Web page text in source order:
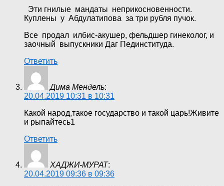
Эти гнилые мандаты неприкосновенности.
Куплены у Абдулатипова за три рубля пучок.
Все продал илбис-акушер, фельдшер гинеколог, и
заочный выпускники Даг Пединституда.
Ответить
Дима Мендель:
20.04.2019 10:31 в 10:31
Какой народ,такое государство и такой царь!Живите
и рыпайтесь1
Ответить
ХАДЖИ-МУРАТ:
20.04.2019 09:36 в 09:36